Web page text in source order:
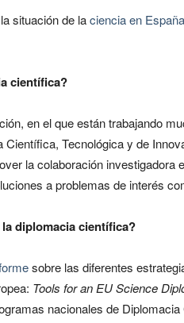
situación de laciencia en España
científica?
en el que están trabajando
Tecnológica y de
la colaboración investigadora
a problemas de interés
diplomacia científica?
sobre las diferentes
Tools for an EU Science
nacionales de